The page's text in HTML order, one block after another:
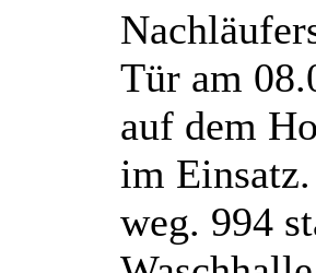
Tür am
auf dem
im
weg. 994